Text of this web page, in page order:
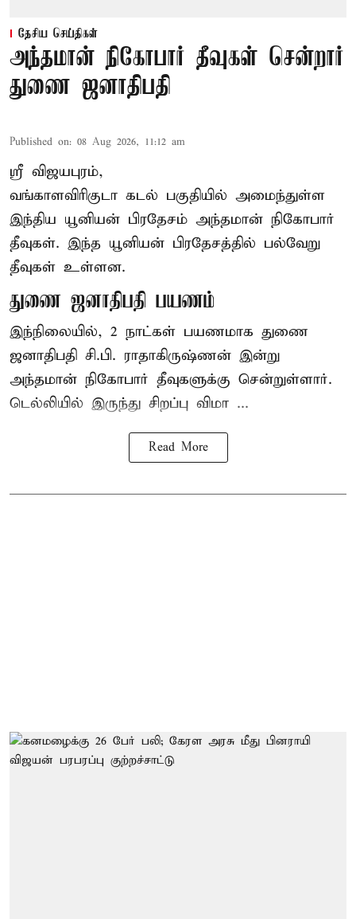
தேசிய செய்திகள்
அந்தமான் நிகோபார் தீவுகள் சென்றார்
துணை ஜனாதிபதி
Published on: 08 Aug 2026, 11:12 am
ஸ்ரீ விஜயபுரம்,
வங்காளவிரிகுடா கடல் பகுதியில் அமைந்துள்ள
இந்திய யூனியன் பிரதேசம் அந்தமான் நிகோபார்
தீவுகள். இந்த யூனியன் பிரதேசத்தில் பல்வேறு
தீவுகள் உள்ளன.
துணை ஜனாதிபதி பயணம்
இந்நிலையில், 2 நாட்கள் பயணமாக துணை
ஜனாதிபதி சி.பி. ராதாகிருஷ்ணன் இன்று
அந்தமான் நிகோபார் தீவுகளுக்கு சென்றுள்ளார்.
டெல்லியில் இருந்து சிறப்பு விமா ...
Read More